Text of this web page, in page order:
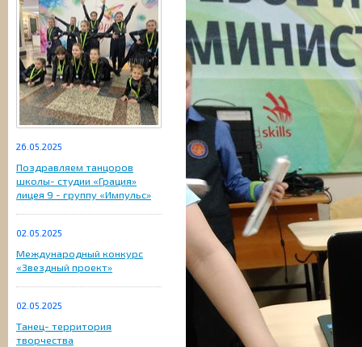
26.05.2025
Поздравляем танцоров
школы- студии «Грация»
лицея 9 - группу «Импульс»
02.05.2025
Международный конкурс
«Звездный проект»
02.05.2025
Танец- территория
творчества